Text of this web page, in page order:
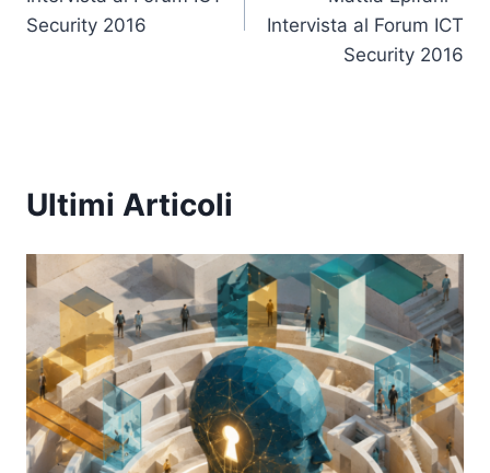
Security 2016
Intervista al Forum ICT
Security 2016
Ultimi Articoli